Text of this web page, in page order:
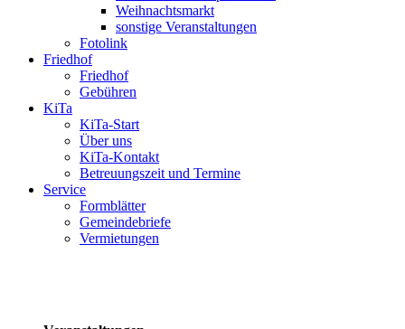
Weihnachtsmarkt
sonstige Veranstaltungen
Fotolink
Friedhof
Friedhof
Gebühren
KiTa
KiTa-Start
Über uns
KiTa-Kontakt
Betreuungszeit und Termine
Service
Formblätter
Gemeindebriefe
Vermietungen